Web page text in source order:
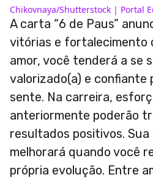
Chikovnaya/Shutterstock | Portal
A carta “6 de Paus”
vitórias e fortalecimento
amor, você tenderá a se
valorizado(a) e confiante
sente. Na carreira,
anteriormente poderão
resultados positivos. Sua
melhorará quando você
própria evolução. Entre